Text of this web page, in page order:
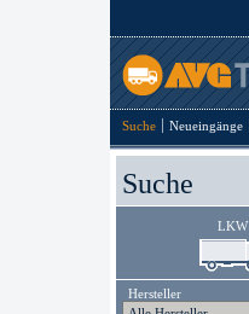
Suche Neueingänge
Suche
LKW
Hersteller